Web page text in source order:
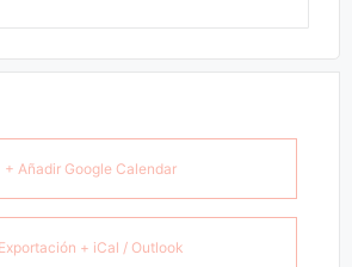
+ Añadir Google Calendar
Exportación + iCal / Outlook